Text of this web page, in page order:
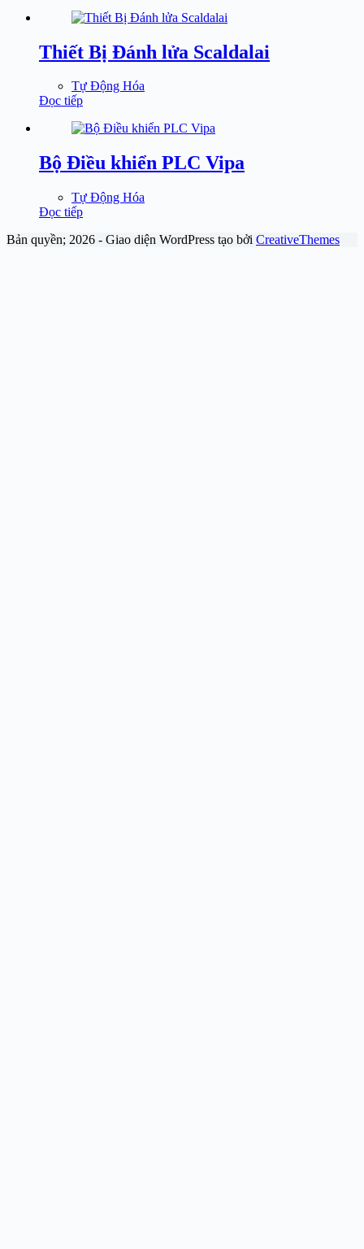
Thiết Bị Đánh lửa Scaldalai
Tự Động Hóa
Đọc tiếp
Bộ Điều khiển PLC Vipa
Tự Động Hóa
Đọc tiếp
Bản quyền; 2026 - Giao diện WordPress tạo bởi CreativeThemes